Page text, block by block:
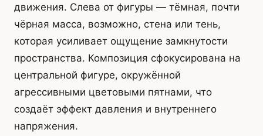
движения. Слева от фигуры — тёмная, почти
чёрная масса, возможно, стена или тень,
которая усиливает ощущение замкнутости
пространства. Композиция сфокусирована на
центральной фигуре, окружённой
агрессивными цветовыми пятнами, что
создаёт эффект давления и внутреннего
напряжения.